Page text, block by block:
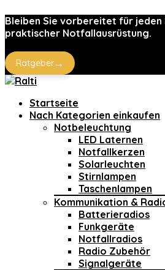
Bleiben Sie vorbereitet für
praktischer Notfallausrüstung.
Ratgeber→
Startseite
Nach Kategorien einkaufen
Notbeleuchtung
LED Laternen
Notfallkerzen
Solarleuchten
Stirnlampen
Taschenlampen
Kommunikation &
Batterieradios
Funkgeräte
Notfallradios
Radio Zubehör
Signalgeräte